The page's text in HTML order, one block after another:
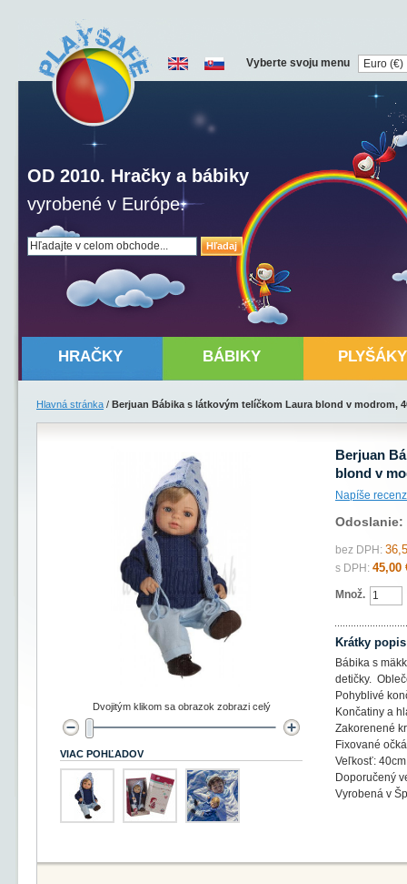
Hľadaj
OD 2010. Hračky a bábiky
vyrobené v Európe.
Vyberte svoju menu
HRAČKY BÁBIKY PLYŠÁKY
Hlavná stránka / Berjuan Bábika s látkovým telíčkom Laura blond v modrom,
Berjuan
blond v
Napíše
Odoslanie:
bez DPH:
s DPH: 45,00
Množ.
Krátky popis
Bábika s
detičky.
Pohyblivé
Končatiny a
Zakorenené
Fixované
Veľkosť:
Doporučený
Vyrobená v
Dvojitým klikom sa obrazok zobrazi celý
VIAC POHĽADOV